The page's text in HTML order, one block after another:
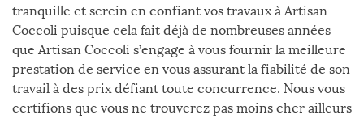
tranquille et serein en confiant vos travaux à Artisan
Coccoli puisque cela fait déjà de nombreuses années
que Artisan Coccoli s’engage à vous fournir la meilleure
prestation de service en vous assurant la fiabilité de son
travail à des prix défiant toute concurrence. Nous vous
certifions que vous ne trouverez pas moins cher ailleurs